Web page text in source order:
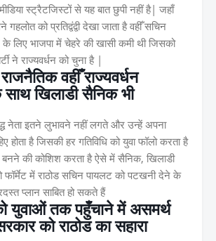
स्ट्रैटजिस्टों से यह बात छुपी नहीं है| जहाँ
को प्रतिद्वंद्वी देखा जाता है वहीँ सचिन
लिए भाजपा में चेहरे की खासी कमी थी जिसको
ने राज्यवर्धन को चुना है |
वहीँ राज्यवर्धन
खिलाडी सैनिक भी
नेता इतने लुभावने नहीं लगते और उन्हें अपना
होता है जिसकी हर गतिविधि को युवा फॉलो करता है
की कोशिश करता है ऐसे में सैनिक, खिलाडी
फॉर्मेट में राठोड सचिन पायलट को पटखनी देने के
प्लान साबित हो सकते हैं
युवाओं तक पहुँचाने में असमर्थ
को राठोड का सहारा